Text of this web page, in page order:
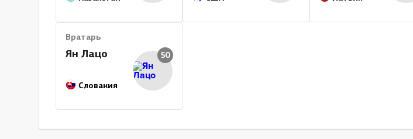
Вратарь
Ян Лацо
Словакия
50